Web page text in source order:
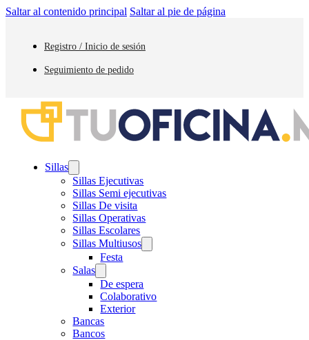
Saltar al contenido principal Saltar al pie de página
Registro / Inicio de sesión
Seguimiento de pedido
Sillas
Sillas Ejecutivas
Sillas Semi ejecutivas
Sillas De visita
Sillas Operativas
Sillas Escolares
Sillas Multiusos
Festa
Salas
De espera
Colaborativo
Exterior
Bancas
Bancos